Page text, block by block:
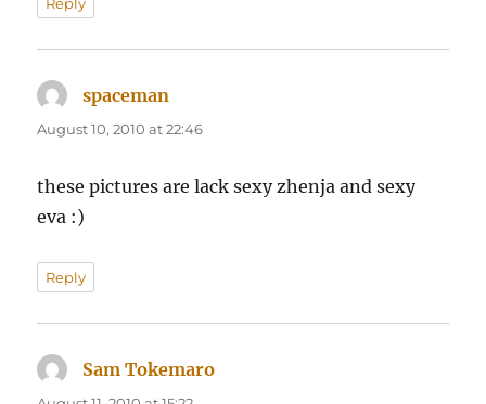
spaceman
August 10, 2010 at 22:46
these pictures are lack sexy zhenja and sexy
eva :)
Reply
Sam Tokemaro